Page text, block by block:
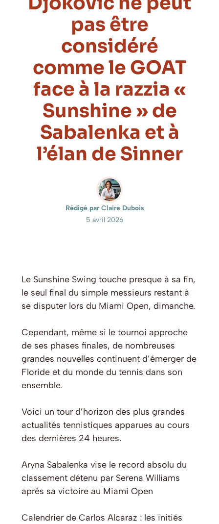
pas être
considéré
comme le GOAT
face à la razzia «
Sunshine » de
Sabalenka et à
l’élan de Sinner
Rédigé par Claire Dubois
5 avril 2026
Le Sunshine Swing touche presque à sa fin,
le seul final du simple messieurs restant à
se disputer lors du Miami Open, dimanche.
Cependant, même si le tournoi approche
de ses phases finales, de nombreuses
grandes nouvelles continuent d’émerger de
Floride et du monde du tennis dans son
ensemble.
Voici un tour d’horizon des plus grandes
actualités tennistiques apparues au cours
des dernières 24 heures.
Aryna Sabalenka vise le record absolu du
classement détenu par Serena Williams
après sa victoire au Miami Open
Calendrier de Carlos Alcaraz : les initiés